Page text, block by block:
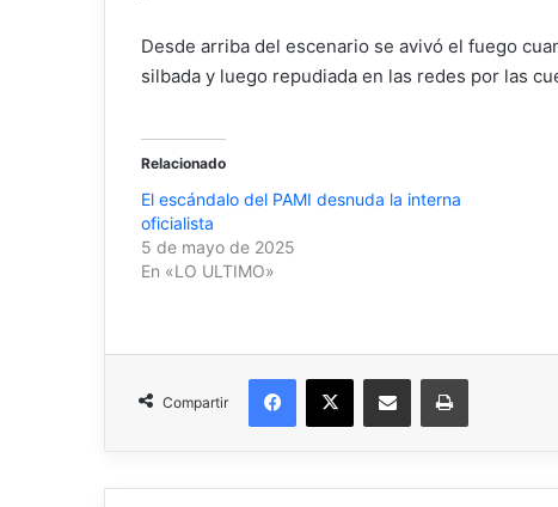
Desde arriba del escenario se avivó el fuego
silbada y luego repudiada en las redes por las
Relacionado
El escándalo del PAMI desnuda la interna
oficialista
5 de mayo de 2025
En «LO ULTIMO»
Compartir
Facebook
X Compartir por correo electrónicoImprimir